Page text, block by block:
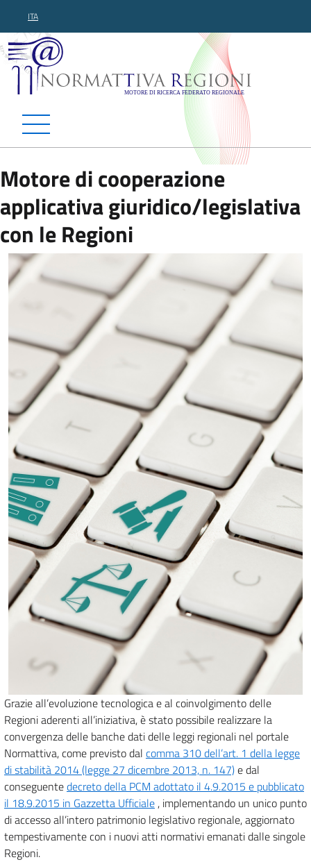
ITA
Normattiva Regioni -
Motore di cooperazione
applicativa giuridico/legislativa
con le Regioni
Grazie all’evoluzione tecnologica e al coinvolgimento delle
Regioni aderenti all’iniziativa, è stato possibile realizzare la
convergenza delle banche dati delle leggi regionali nel portale
Normattiva, come previsto dal comma 310 dell’art. 1 della legge
di stabilità 2014 (legge 27 dicembre 2013, n. 147)e dal
conseguentedecreto della PCM adottato il 4.9.2015 e pubblicato
il 18.9.2015 in Gazzetta Ufficiale , implementando un unico punto
di accesso all’intero patrimonio legislativo regionale, aggiornato
tempestivamente con i nuovi atti normativi emanati dalle singole
Regioni.